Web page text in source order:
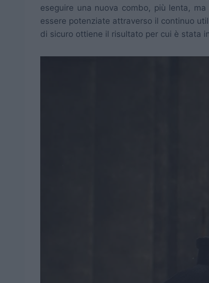
eseguire una nuova combo, più lenta,
essere potenziate attraverso il continuo
di sicuro ottiene il risultato per cui è stata